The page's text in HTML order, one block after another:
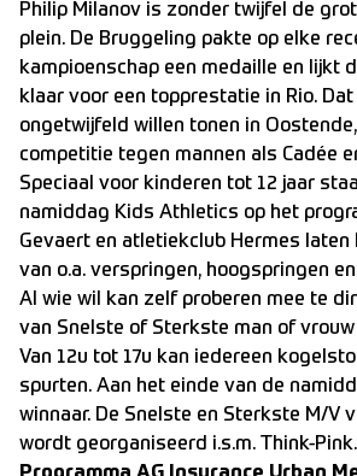
Philip Milanov is zonder twijfel de
plein. De Bruggeling pakte op elke
kampioenschap een medaille en lijkt
klaar voor een topprestatie in Rio. Dat
ongetwijfeld willen tonen in
competitie tegen mannen als Cadée
Speciaal voor kinderen tot 12 jaar
namiddag Kids Athletics op het
Gevaert en atletiekclub Hermes laten
van o.a. verspringen, hoogspringen
Al wie wil kan zelf proberen mee te
van Snelste of Sterkste man of
Van 12u tot 17u kan iedereen
spurten. Aan het einde van de
winnaar. De Snelste en Sterkste M/V
wordt georganiseerd i.s.m. Think-Pink.